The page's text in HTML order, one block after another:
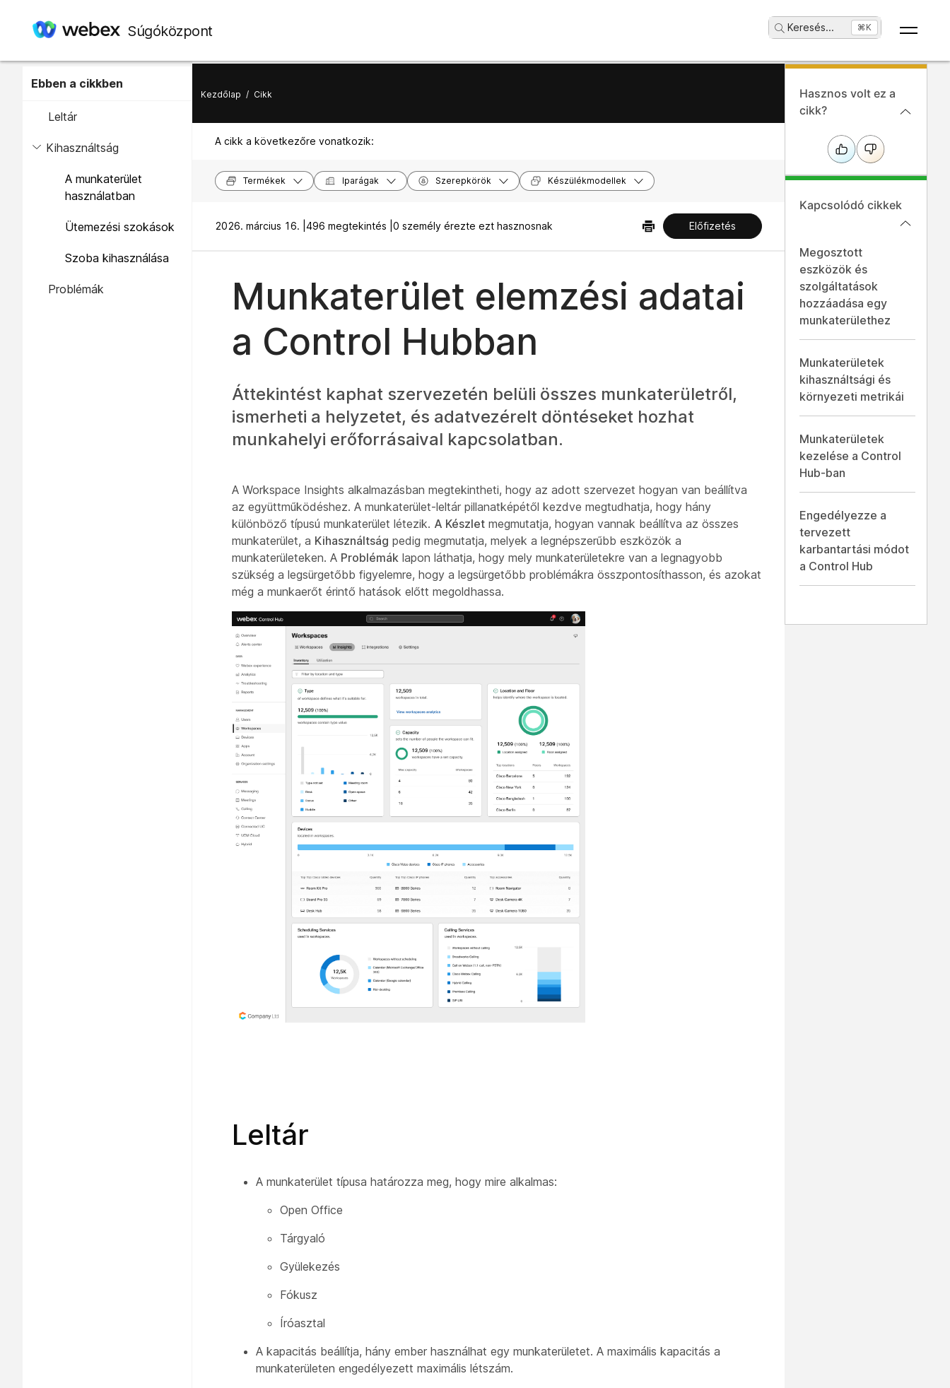
Súgóközpont Keresés... ⌘K
Ebben a cikkben
Leltár
Kihasználtság
A munkaterület
használatban
Ütemezési szokások
Szoba kihasználása
Problémák
Kezdőlap / Cikk
A cikk a következőre vonatkozik:
Termékek Iparágak Szerepkörök Készülékmodellek
2026. március 16. | 496 megtekintés | 0 személy érezte ezt hasznosnak Előfizetés
Munkaterület elemzési adatai
a Control Hubban
Áttekintést kaphat szervezetén belüli összes munkaterületről,
ismerheti a helyzetet, és adatvezérelt döntéseket hozhat
munkahelyi erőforrásaival kapcsolatban.
A Workspace Insights alkalmazásban megtekintheti, hogy az adott szervezet hogyan van beállítva
az együttműködéshez. A munkaterület-leltár pillanatképétől kezdve megtudhatja, hogy hány
különböző típusú munkaterület létezik. A Készlet megmutatja, hogyan vannak beállítva az összes
munkaterület, a Kihasználtság pedig megmutatja, melyek a legnépszerűbb eszközök a
munkaterületeken. A Problémák lapon láthatja, hogy mely munkaterületekre van a legnagyobb
szükség a legsürgetőbb figyelemre, hogy a legsürgetőbb problémákra összpontosíthasson, és azokat
még a munkaerőt érintő hatások előtt megoldhassa.
Leltár
A munkaterület típusa határozza meg, hogy mire alkalmas:
Open Office
Tárgyaló
Gyülekezés
Fókusz
Íróasztal
A kapacitás beállítja, hány ember használhat egy munkaterületet. A maximális kapacitás a
munkaterületen engedélyezett maximális létszám.
Hasznos volt ez a
cikk?
Kapcsolódó cikkek
Megosztott
eszközök és
szolgáltatások
hozzáadása egy
munkaterülethez
Munkaterületek
kihasználtsági és
környezeti metrikái
Munkaterületek
kezelése a Control
Hub-ban
Engedélyezze a
tervezett
karbantartási módot
a Control Hub